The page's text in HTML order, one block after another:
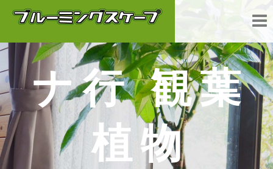
ナ行 観葉
植物